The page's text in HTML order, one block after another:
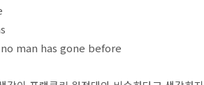
man has gone before